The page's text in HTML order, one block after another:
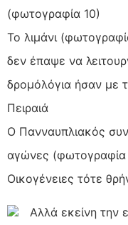
(φωτογραφία 10)
Το λιμάνι
δεν έπαψε να
δρομόλόγια ήσαν με
Πειραιά
Ο Πανναυπλιακός
αγώνες (φωτογραφία
Οικογένειες τότε
Αλλά εκείνη την